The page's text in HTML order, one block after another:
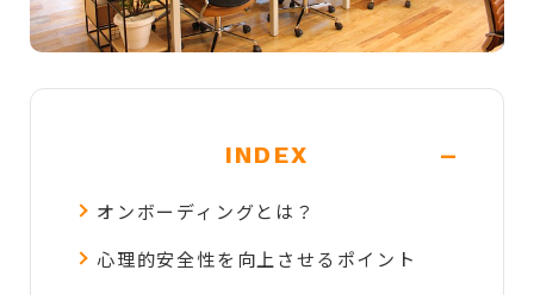
INDEX -
オンボーディングとは？
心理的安全性を向上させるポイント